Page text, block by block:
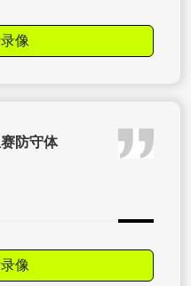
像
防守体
像